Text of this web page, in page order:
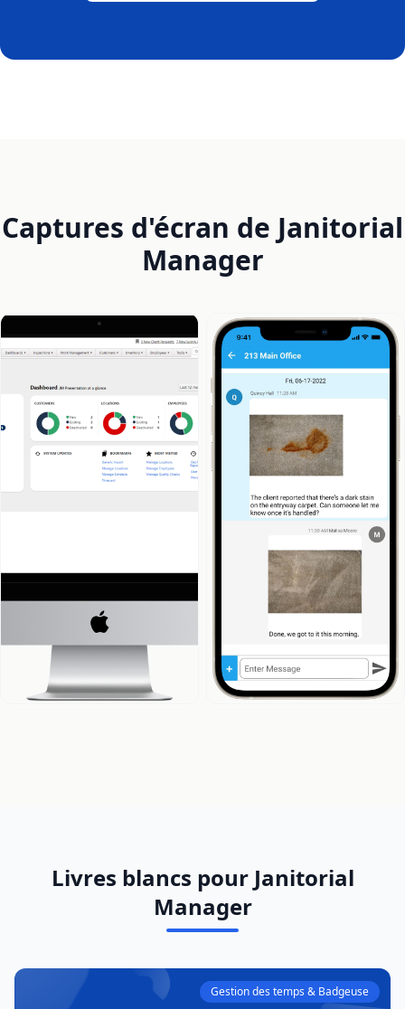
Captures d'écran de Janitorial
Manager
Livres blancs pour Janitorial
Manager
Gestion des temps & Badgeuse